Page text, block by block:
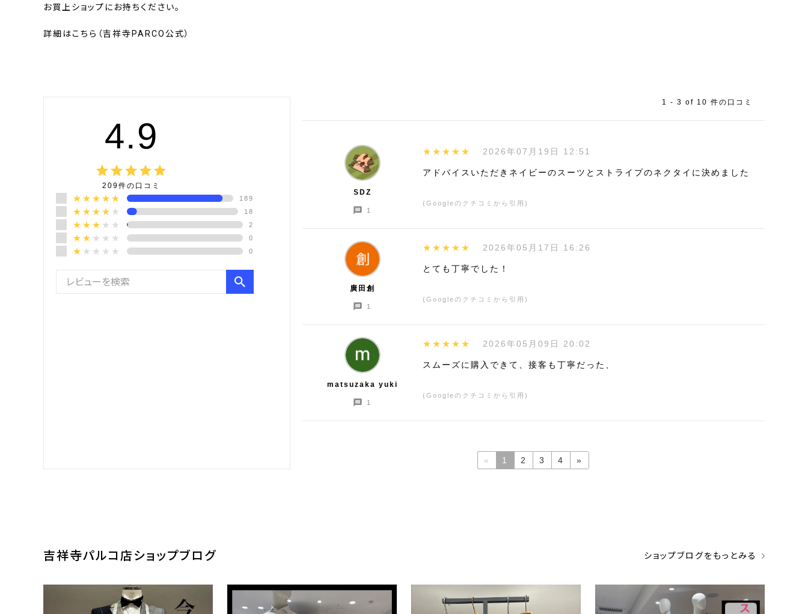
お買上ショップにお持ちください。
詳細はこちら（吉祥寺PARCO公式）
4.9
gradegradegradegradegrade
209件の口コミ
★★★★★ 189
★★★★ ★ 18
★★★ ★★ 2
★★ ★★★ 0
★ ★★★★ 0
1 - 3 of 10 件の口コミ
SDZ
1
★★★★★ 2026年07月19日 12:51
アドバイスいただきネイビーのスーツとストライプのネクタイに決めました
(Googleのクチコミから引用)
廣田創
1
★★★★★ 2026年05月17日 16:26
とても丁寧でした！
(Googleのクチコミから引用)
matsuzaka yuki
1
★★★★★ 2026年05月09日 20:02
スムーズに購入できて、接客も丁寧だった、
(Googleのクチコミから引用)
« 1 2 3 4 »
吉祥寺パルコ店 ショップブログ ショップブログをもっとみる